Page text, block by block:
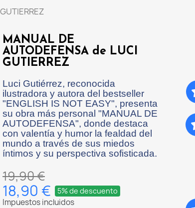
MANUAL DE
AUTODEFENSA de LUCI
GUTIERREZ
Luci Gutiérrez, reconocida
ilustradora y autora del bestseller
"ENGLISH IS NOT EASY", presenta
su obra más personal "MANUAL DE
AUTODEFENSA", donde destaca
con valentía y humor la fealdad del
mundo a través de sus miedos
íntimos y su perspectiva sofisticada.
19,90 €
18,90 € 5% de descuento
Impuestos incluidos